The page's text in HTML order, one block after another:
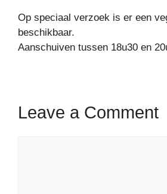
Op speciaal verzoek is er een
beschikbaar.
Aanschuiven tussen 18u30 en
Leave a Comment